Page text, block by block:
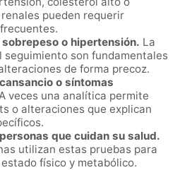
pueden requerir
o hipertensión. La
seguimiento son fundamentales
de forma precoz.
o síntomas
A veces una analítica permite
o alteraciones que explican
que cuidan su salud.
utilizan estas pruebas para
físico y metabólico.